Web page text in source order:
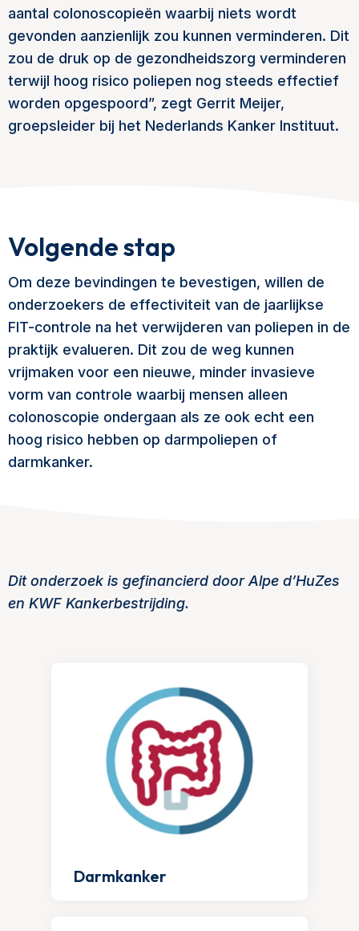
aantal colonoscopieën waarbij niets wordt
gevonden aanzienlijk zou kunnen verminderen. Dit
zou de druk op de gezondheidszorg verminderen
terwijl hoog risico poliepen nog steeds effectief
worden opgespoord”, zegt Gerrit Meijer,
groepsleider bij het Nederlands Kanker Instituut.
Volgende stap
Om deze bevindingen te bevestigen, willen de
onderzoekers de effectiviteit van de jaarlijkse
FIT-controle na het verwijderen van poliepen in de
praktijk evalueren. Dit zou de weg kunnen
vrijmaken voor een nieuwe, minder invasieve
vorm van controle waarbij mensen alleen
colonoscopie ondergaan als ze ook echt een
hoog risico hebben op darmpoliepen of
darmkanker.
Dit onderzoek is gefinancierd door Alpe d’HuZes
en KWF Kankerbestrijding.
Darmkanker